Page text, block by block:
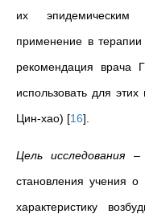
их эпидемическим
применение в
рекомендация врача
использовать для
Цин-хао) [16]
Цель исследования –
становления учения
характеристику